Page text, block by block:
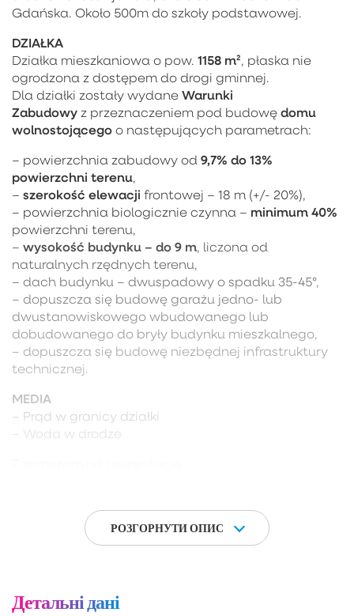
Gdańska. Około 500m do szkoły podstawowej.
DZIAŁKA
Działka mieszkaniowa o pow. 1158 m², płaska nie
ogrodzona z dostępem do drogi gminnej.
Dla działki zostały wydane Warunki
Zabudowy z przeznaczeniem pod budowę domu
wolnostojącego o następujących parametrach:
– powierzchnia zabudowy od 9,7% do 13%
powierzchni terenu,
– szerokość elewacji frontowej – 18 m (+/- 20%),
– powierzchnia biologicznie czynna – minimum 40%
powierzchni terenu,
– wysokość budynku – do 9 m, liczona od
naturalnych rzędnych terenu,
– dach budynku – dwuspadowy o spadku 35-45°,
– dopuszcza się budowę garażu jedno- lub
dwustanowiskowego wbudowanego lub
dobudowanego do bryły budynku mieszkalnego,
– dopuszcza się budowę niezbędnej infrastruktury
technicznej.
MEDIA
– Prąd w granicy działki
– Woda w drodze
РОЗГОРНУТИ ОПИС
Детальні дані